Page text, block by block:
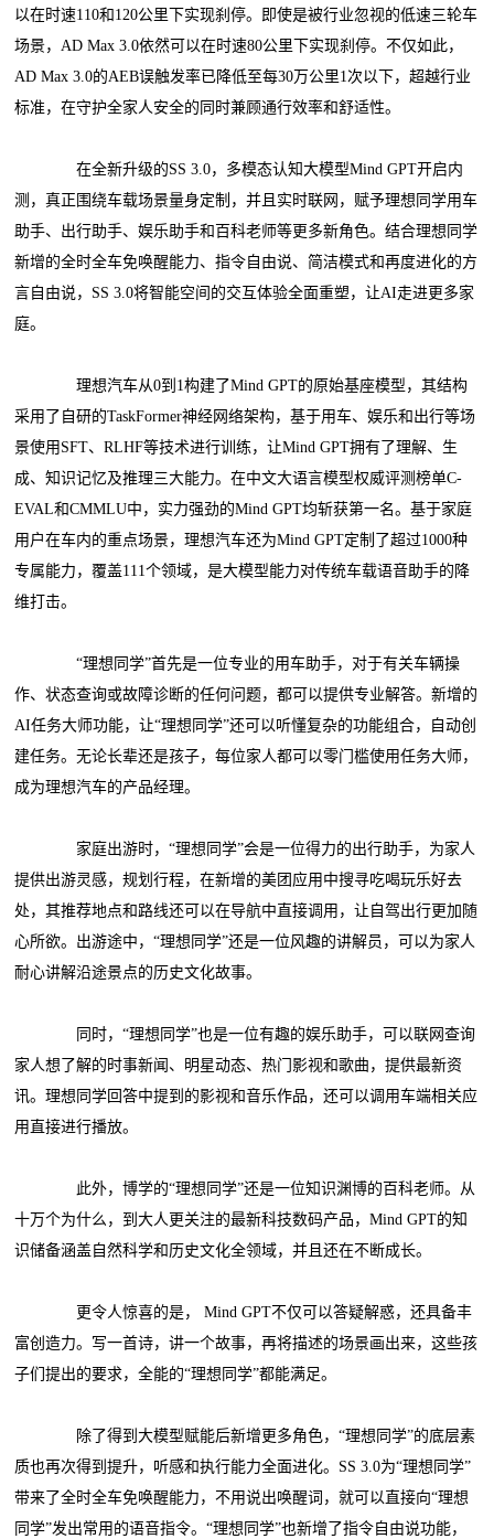
以在时速110和120公里下实现刹停。即使是被行业忽视的低速三轮车
场景，AD Max 3.0依然可以在时速80公里下实现刹停。不仅如此，
AD Max 3.0的AEB误触发率已降低至每30万公里1次以下，超越行业
标准，在守护全家人安全的同时兼顾通行效率和舒适性。
在全新升级的SS 3.0，多模态认知大模型Mind GPT开启内
测，真正围绕车载场景量身定制，并且实时联网，赋予理想同学用车
助手、出行助手、娱乐助手和百科老师等更多新角色。结合理想同学
新增的全时全车免唤醒能力、指令自由说、简洁模式和再度进化的方
言自由说，SS 3.0将智能空间的交互体验全面重塑，让AI走进更多家
庭。
理想汽车从0到1构建了Mind GPT的原始基座模型，其结构
采用了自研的TaskFormer神经网络架构，基于用车、娱乐和出行等场
景使用SFT、RLHF等技术进行训练，让Mind GPT拥有了理解、生
成、知识记忆及推理三大能力。在中文大语言模型权威评测榜单C-
EVAL和CMMLU中，实力强劲的Mind GPT均斩获第一名。基于家庭
用户在车内的重点场景，理想汽车还为Mind GPT定制了超过1000种
专属能力，覆盖111个领域，是大模型能力对传统车载语音助手的降
维打击。
“理想同学”首先是一位专业的用车助手，对于有关车辆操
作、状态查询或故障诊断的任何问题，都可以提供专业解答。新增的
AI任务大师功能，让“理想同学”还可以听懂复杂的功能组合，自动创
建任务。无论长辈还是孩子，每位家人都可以零门槛使用任务大师，
成为理想汽车的产品经理。
家庭出游时，“理想同学”会是一位得力的出行助手，为家人
提供出游灵感，规划行程，在新增的美团应用中搜寻吃喝玩乐好去
处，其推荐地点和路线还可以在导航中直接调用，让自驾出行更加随
心所欲。出游途中，“理想同学”还是一位风趣的讲解员，可以为家人
耐心讲解沿途景点的历史文化故事。
同时，“理想同学”也是一位有趣的娱乐助手，可以联网查询
家人想了解的时事新闻、明星动态、热门影视和歌曲，提供最新资
讯。理想同学回答中提到的影视和音乐作品，还可以调用车端相关应
用直接进行播放。
此外，博学的“理想同学”还是一位知识渊博的百科老师。从
十万个为什么，到大人更关注的最新科技数码产品，Mind GPT的知
识储备涵盖自然科学和历史文化全领域，并且还在不断成长。
更令人惊喜的是， Mind GPT不仅可以答疑解惑，还具备丰
富创造力。写一首诗，讲一个故事，再将描述的场景画出来，这些孩
子们提出的要求，全能的“理想同学”都能满足。
除了得到大模型赋能后新增更多角色，“理想同学”的底层素
质也再次得到提升，听感和执行能力全面进化。SS 3.0为“理想同学”
带来了全时全车免唤醒能力，不用说出唤醒词，就可以直接向“理想
同学”发出常用的语音指令。“理想同学”也新增了指令自由说功能，